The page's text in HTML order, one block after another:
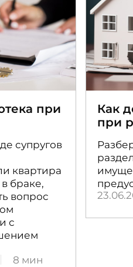
при
супругов
квартира
браке,
вопрос
с
8 мин
Как
при